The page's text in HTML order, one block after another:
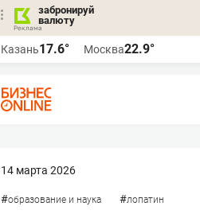
забронируй
валюту
Казань17.6° Москва22.9°
14 марта 2026
#образование и наука #лопатин